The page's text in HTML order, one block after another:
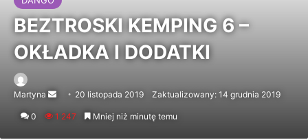
BEZTROSKI KEMPING 6 –
OKŁADKA I DODATKI
Martyna
Send
an
20 listopada 2019 Zaktualizowany: 14 grudnia 2019
0 1 247 Mniej niż minutę temu